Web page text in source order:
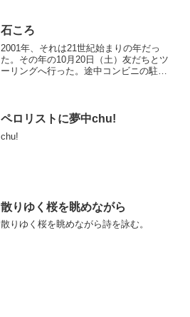
石ころ
2001年、それは21世紀始まりの年だっ
た。その年の10月20日（土）友だちとツ
ーリングへ行った。途中コンビニの駐車
ペロリストに夢中chu!
chu!
散りゆく桜を眺めながら
散りゆく桜を眺めながら詩を詠む。